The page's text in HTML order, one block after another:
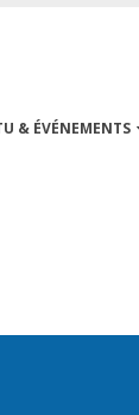
& ÉVÉNEMENTS